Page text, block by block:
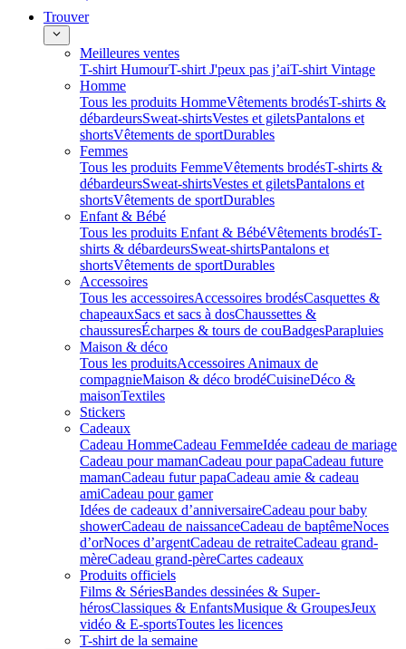
Trouver
Meilleures ventes
T-shirt HumourT-shirt J'peux pas j’aiT-shirt Vintage
Homme
Tous les produits HommeVêtements brodésT-shirts &
débardeursSweat-shirtsVestes et giletsPantalons et
shortsVêtements de sportDurables
Femmes
Tous les produits FemmeVêtements brodésT-shirts &
débardeursSweat-shirtsVestes et giletsPantalons et
shortsVêtements de sportDurables
Enfant & Bébé
Tous les produits Enfant & BébéVêtements brodésT-
shirts & débardeursSweat-shirtsPantalons et
shortsVêtements de sportDurables
Accessoires
Tous les accessoiresAccessoires brodésCasquettes &
chapeauxSacs et sacs à dosChaussettes &
chaussuresÉcharpes & tours de couBadgesParapluies
Maison & déco
Tous les produitsAccessoires Animaux de
compagnieMaison & déco brodéCuisineDéco &
maisonTextiles
Stickers
Cadeaux
Cadeau HommeCadeau FemmeIdée cadeau de mariage​
Cadeau pour mamanCadeau pour papaCadeau future
mamanCadeau futur papaCadeau amie & cadeau
amiCadeau pour gamer
Idées de cadeaux d’anniversaireCadeau pour baby
showerCadeau de naissanceCadeau de baptêmeNoces
d’orNoces d’argentCadeau de retraiteCadeau grand-
mèreCadeau grand-pèreCartes cadeaux
Produits officiels
Films & SériesBandes dessinées & Super-
hérosClassiques & EnfantsMusique & GroupesJeux
vidéo & E-sportsToutes les licences
T-shirt de la semaine